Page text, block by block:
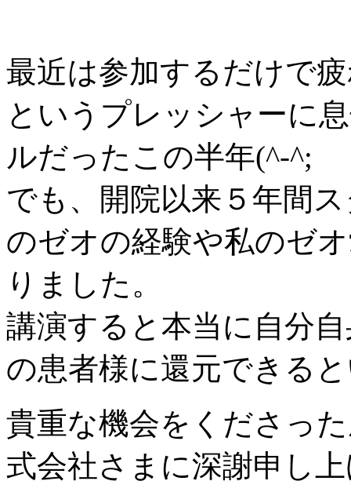
最近は参加するだけで
というプレッシャーに
ルだったこの半年(^-^;
でも、開院以来５年間
のゼオの経験や私のゼ
りました。
講演すると本当に自分
の患者様に還元できる
貴重な機会をくださっ
式会社さまに深謝申し